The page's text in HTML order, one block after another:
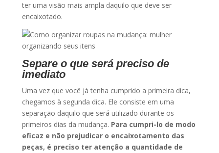
ter uma visão mais ampla daquilo que deve ser
encaixotado.
Separe o que será preciso de
imediato
Uma vez que você já tenha cumprido a primeira dica,
chegamos à segunda dica. Ele consiste em uma
separação daquilo que será utilizado durante os
primeiros dias da mudança. Para cumpri-lo de modo
eficaz e não prejudicar o encaixotamento das
peças, é preciso ter atenção a quantidade de